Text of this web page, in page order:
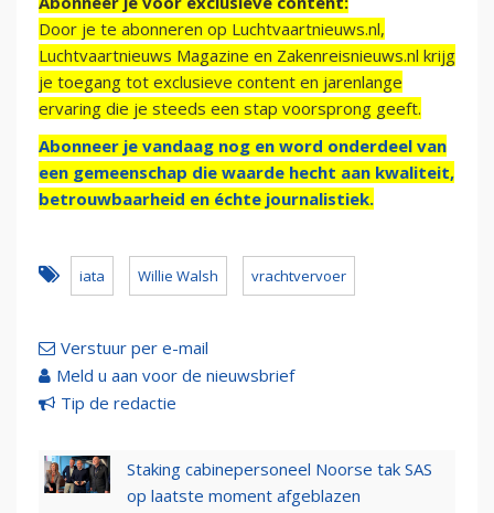
Door je te abonneren op Luchtvaartnieuws.nl,
Luchtvaartnieuws Magazine en Zakenreisnieuws.nl krijg
je toegang tot exclusieve content en jarenlange
ervaring die je steeds een stap voorsprong geeft.
Abonneer je vandaag nog en word onderdeel van
een gemeenschap die waarde hecht aan kwaliteit,
betrouwbaarheid en échte journalistiek.
iata Willie Walsh vrachtvervoer
Verstuur per e-mail
Meld u aan voor de nieuwsbrief
Tip de redactie
Staking cabinepersoneel Noorse tak SAS
op laatste moment afgeblazen